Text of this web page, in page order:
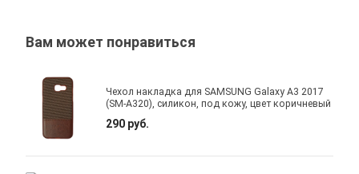
Вам может понравиться
Чехол накладка для SAMSUNG Galaxy A3 2017
(SM-A320), силикон, под кожу, цвет коричневый
290 руб.